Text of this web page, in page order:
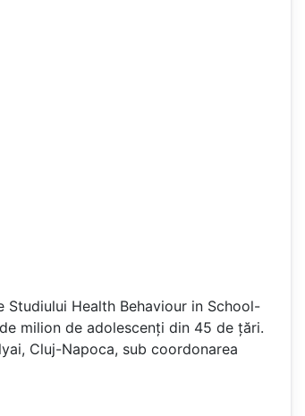
Health Behaviour in School-
milion de adolescenți din 45 de țări.
Cluj-Napoca, sub coordonarea